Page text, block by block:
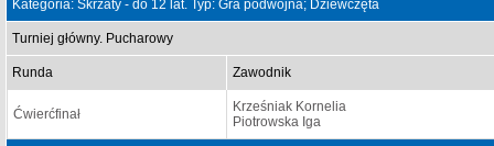
Kategoria: Skrzaty - do 12 lat. Typ: Gra podwójna; Dziewczęta
Turniej główny. Pucharowy
Runda Zawodnik
Ćwierćfinał
Krześniak Kornelia
Piotrowska Iga